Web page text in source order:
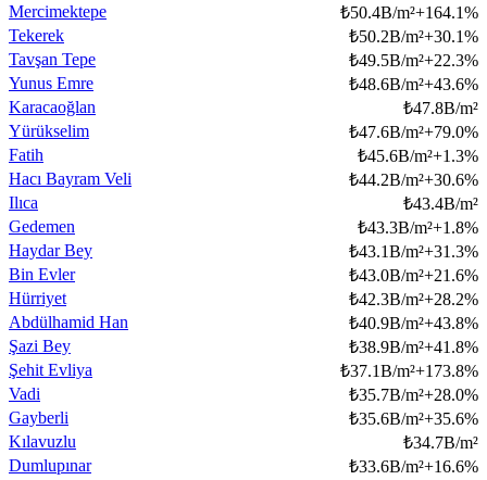
Mercimektepe
₺50.4B/m²+164.1%
Tekerek
₺50.2B/m²+30.1%
Tavşan Tepe
₺49.5B/m²+22.3%
Yunus Emre
₺48.6B/m²+43.6%
Karacaoğlan
₺47.8B/m²
Yürükselim
₺47.6B/m²+79.0%
Fatih
₺45.6B/m²+1.3%
Hacı Bayram Veli
₺44.2B/m²+30.6%
Ilıca
₺43.4B/m²
Gedemen
₺43.3B/m²+1.8%
Haydar Bey
₺43.1B/m²+31.3%
Bin Evler
₺43.0B/m²+21.6%
Hürriyet
₺42.3B/m²+28.2%
Abdülhamid Han
₺40.9B/m²+43.8%
Şazi Bey
₺38.9B/m²+41.8%
Şehit Evliya
₺37.1B/m²+173.8%
Vadi
₺35.7B/m²+28.0%
Gayberli
₺35.6B/m²+35.6%
Kılavuzlu
₺34.7B/m²
Dumlupınar
₺33.6B/m²+16.6%